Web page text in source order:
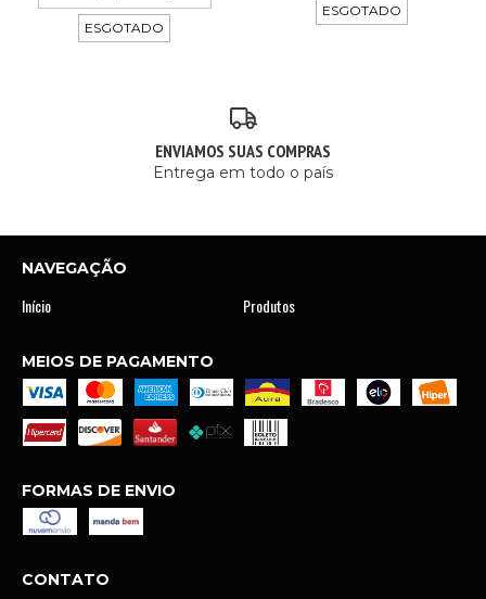
ESGOTADO
ESGOTADO
ENVIAMOS SUAS COMPRAS
Entrega em todo o país
NAVEGAÇÃO
Início Produtos
MEIOS DE PAGAMENTO
FORMAS DE ENVIO
CONTATO